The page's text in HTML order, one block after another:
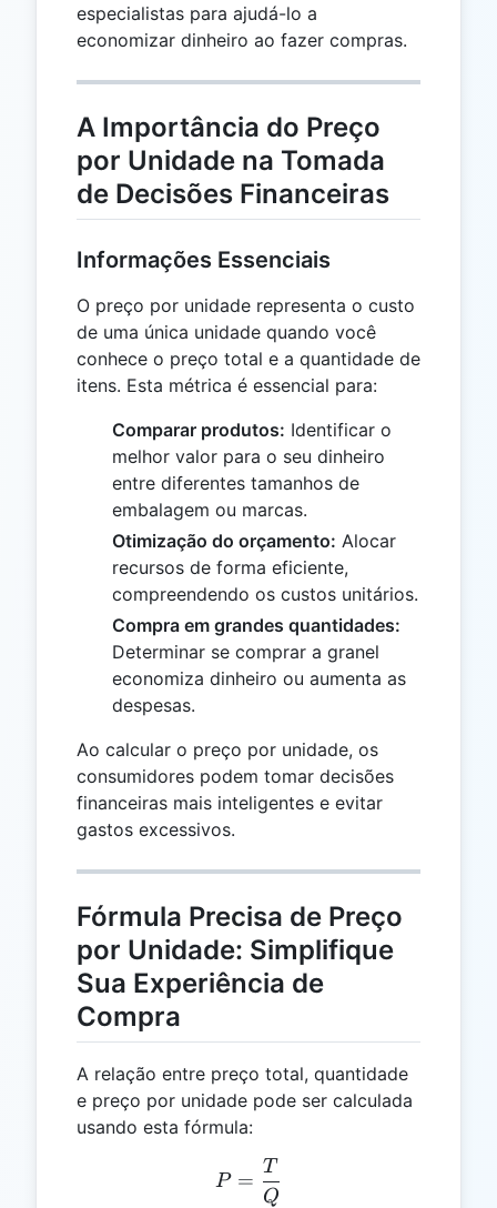
especialistas para ajudá-lo a
economizar dinheiro ao fazer compras.
A Importância do Preço
por Unidade na Tomada
de Decisões Financeiras
Informações Essenciais
O preço por unidade representa o custo
de uma única unidade quando você
conhece o preço total e a quantidade de
itens. Esta métrica é essencial para:
Comparar produtos: Identificar o
melhor valor para o seu dinheiro
entre diferentes tamanhos de
embalagem ou marcas.
Otimização do orçamento: Alocar
recursos de forma eficiente,
compreendendo os custos unitários.
Compra em grandes quantidades:
Determinar se comprar a granel
economiza dinheiro ou aumenta as
despesas.
Ao calcular o preço por unidade, os
consumidores podem tomar decisões
financeiras mais inteligentes e evitar
gastos excessivos.
Fórmula Precisa de Preço
por Unidade: Simplifique
Sua Experiência de
Compra
A relação entre preço total, quantidade
e preço por unidade pode ser calculada
usando esta fórmula:
P = \frac{T}{Q}
P =
Q
T